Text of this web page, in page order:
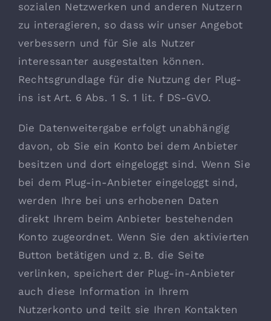
sozialen Netzwerken und anderen Nutzern
zu interagieren, so dass wir unser Angebot
verbessern und für Sie als Nutzer
interessanter ausgestalten können.
Rechtsgrundlage für die Nutzung der Plug-
ins ist Art. 6 Abs. 1 S. 1 lit. f DS-GVO.
Die Datenweitergabe erfolgt unabhängig
davon, ob Sie ein Konto bei dem Anbieter
besitzen und dort eingeloggt sind. Wenn Sie
bei dem Plug-in-Anbieter eingeloggt sind,
werden Ihre bei uns erhobenen Daten
direkt Ihrem beim Anbieter bestehenden
Konto zugeordnet. Wenn Sie den aktivierten
Button betätigen und z. B. die Seite
verlinken, speichert der Plug-in-Anbieter
auch diese Information in Ihrem
Nutzerkonto und teilt sie Ihren Kontakten